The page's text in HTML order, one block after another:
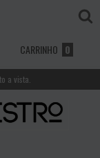
CARRINHO 0
a vista.